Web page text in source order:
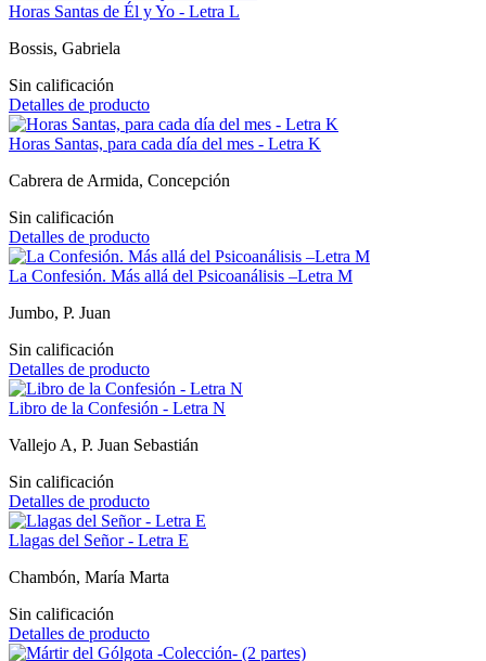
Horas Santas de Él y Yo - Letra L
Bossis, Gabriela
Sin calificación
Detalles de producto
Horas Santas, para cada día del mes - Letra K
Cabrera de Armida, Concepción
Sin calificación
Detalles de producto
La Confesión. Más allá del Psicoanálisis –Letra M
Jumbo, P. Juan
Sin calificación
Detalles de producto
Libro de la Confesión - Letra N
Vallejo A, P. Juan Sebastián
Sin calificación
Detalles de producto
Llagas del Señor - Letra E
Chambón, María Marta
Sin calificación
Detalles de producto